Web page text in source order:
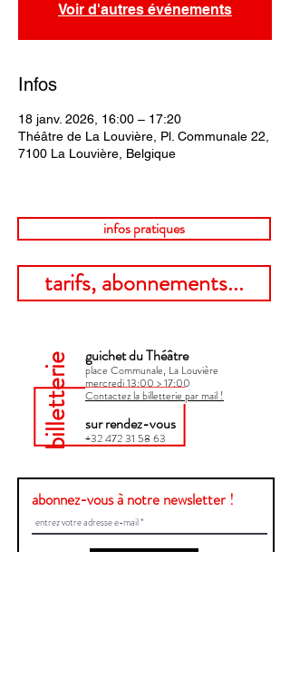
Voir d'autres événements
Infos
18 janv. 2026, 16:00 – 17:20
Théâtre de La Louvière, Pl. Communale 22,
7100 La Louvière, Belgique
infos pratiques
tarifs, abonnements...
billetterie guichet du Théâtre
place Communale, La Louvière
mercredi 13:00 > 17:00​
Contactez la billetterie par mail !
sur rendez-vous
+32 472 31 58 63
abonnez-vous à notre newsletter !
Envoyer